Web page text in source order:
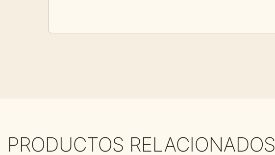
PRODUCTOS RELACIONADOS